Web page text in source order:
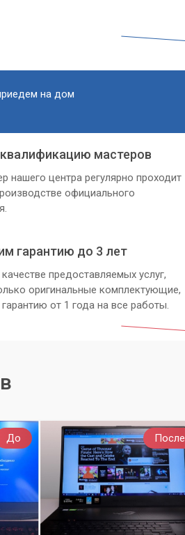
на дом
мастеров
нашего центра регулярно проходит
официального
гарантию до 3 лет
предоставляемых услуг,
оригинальные комплектующие,
от 1 года на все работы.
До После